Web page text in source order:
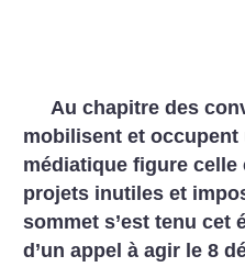
Au chapitre des
mobilisent et occupent
médiatique figure celle
projets inutiles et
sommet s’est tenu cet
d’un appel à agir le 8